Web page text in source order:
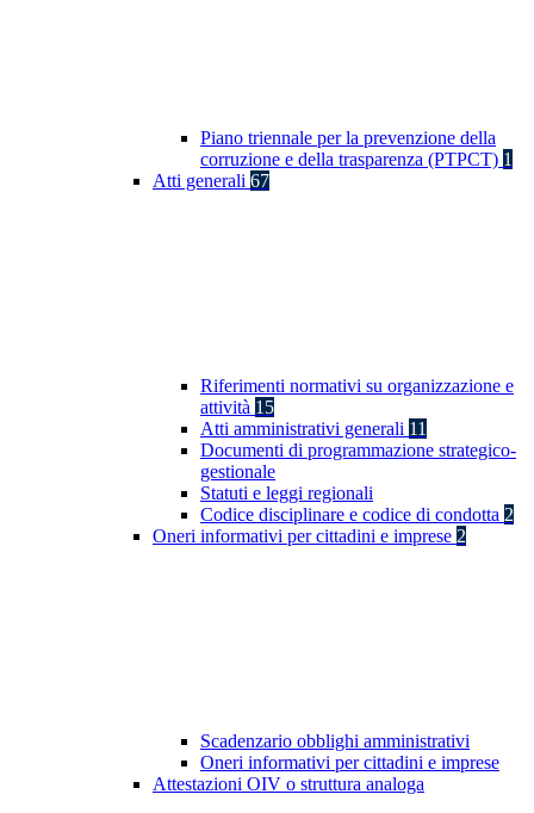
Piano triennale per la prevenzione della
corruzione e della trasparenza (PTPCT) 1
Atti generali 67
Riferimenti normativi su organizzazione e
attività 15
Atti amministrativi generali 11
Documenti di programmazione strategico-
gestionale
Statuti e leggi regionali
Codice disciplinare e codice di condotta 2
Oneri informativi per cittadini e imprese 2
Scadenzario obblighi amministrativi
Oneri informativi per cittadini e imprese
Attestazioni OIV o struttura analoga